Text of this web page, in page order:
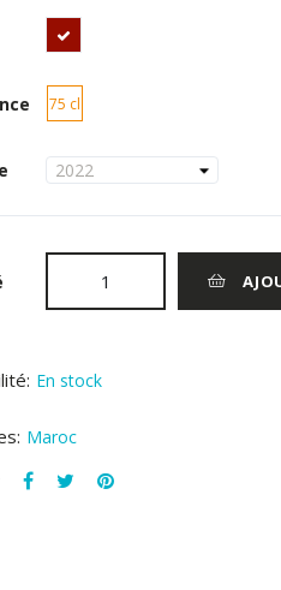
75 cl
En stock
Maroc